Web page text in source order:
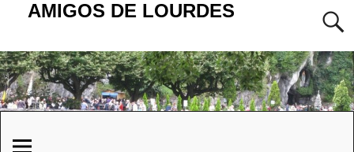
AMIGOS DE LOURDES